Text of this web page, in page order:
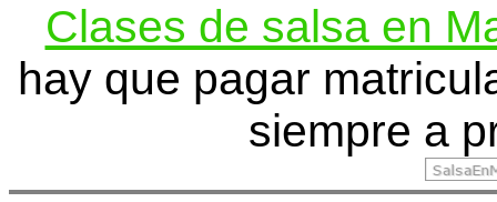
Clases de salsa en
hay que pagar
siempre a